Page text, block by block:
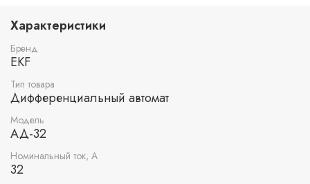
применений. Электронный механизм и защита до 270В
обеспечивают надежную работу в сетях с нестабильным
напряжением. Максимальная отключающая способность
составляет 4,5кА.
Характеристики
Бренд
EKF
Тип товара
Дифференциальный автомат
Модель
АД-32
Номинальный ток, А
32